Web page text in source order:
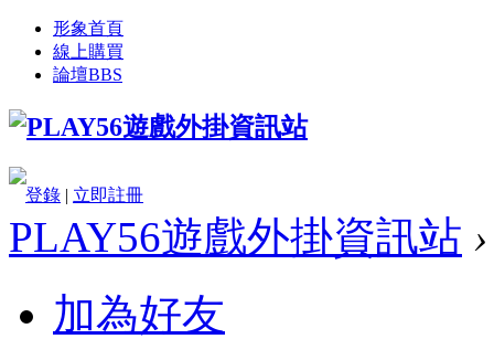
形象首頁
線上購買
論壇BBS
登錄 | 立即註冊
PLAY56遊戲外掛資訊站 ›
加為好友